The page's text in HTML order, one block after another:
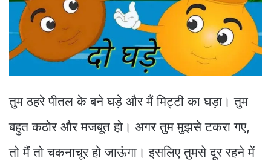
तुम ठहरे पीतल के बने घड़े और मैं मिट्टी का घड़ा। तुम
बहुत कठोर और मजबूत हो। अगर तुम मुझसे टकरा गए,
तो मैं तो चकनाचूर हो जाऊंगा। इसलिए तुमसे दूर रहने में